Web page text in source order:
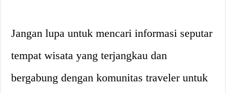
Jangan lupa untuk mencari informasi seputar
tempat wisata yang terjangkau dan
bergabung dengan komunitas traveler untuk